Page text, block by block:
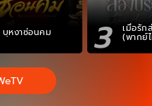
บุหงาซ่อนคม 3 เมื่อรัก
(พากย์